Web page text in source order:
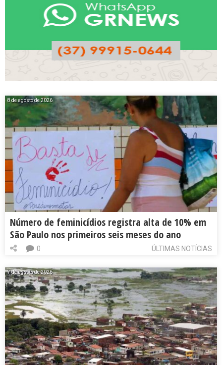
8 de agosto de 2026
Número de feminicídios registra alta de 10% em
São Paulo nos primeiros seis meses do ano
ÚLTIMAS NOTÍCIAS
0
7 de agosto de 2026